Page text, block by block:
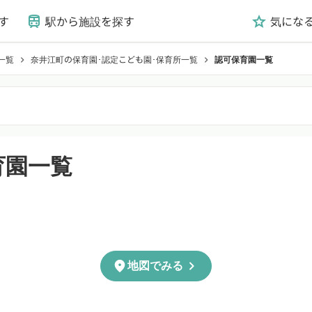
train 駅から施設を探す grade 気にな
覧 chevron_right 奈井江町の保育園･認定こども園･保育所一覧 chevron_right 認可保育園一覧
一覧
location_on地図でみる chevron_right